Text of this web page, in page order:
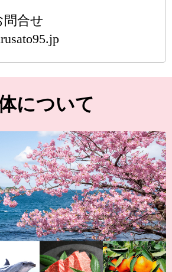
問合せ
について